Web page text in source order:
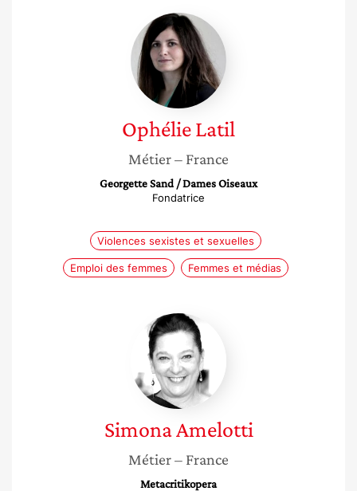
Ophélie
Latil
OphélieLatil
Métier– France
Georgette Sand / Dames Oiseaux
Fondatrice
Violences sexistes et sexuelles
Emploi des femmes Femmes et médias
Simona
Amelotti
SimonaAmelotti
Métier– France
Metacritikopera